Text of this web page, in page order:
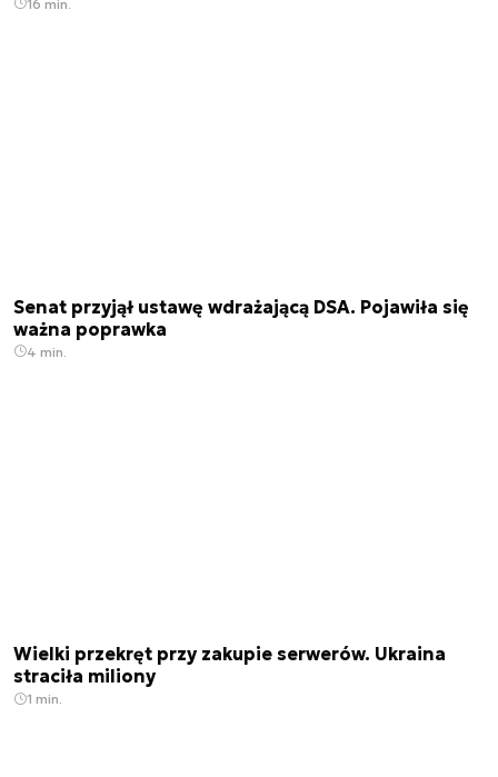
16 min.
Senat przyjął ustawę wdrażającą DSA. Pojawiła się
ważna poprawka
4 min.
Wielki przekręt przy zakupie serwerów. Ukraina
straciła miliony
1 min.